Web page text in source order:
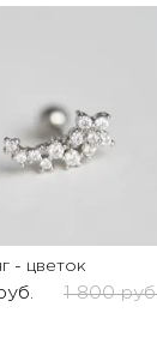
- цветок
1 800